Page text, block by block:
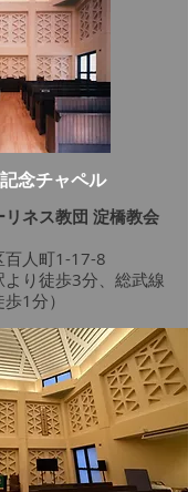
念チャペル
ネス教団 淀橋教会
百人町1-17-8
り徒歩3分、総武線
1分）